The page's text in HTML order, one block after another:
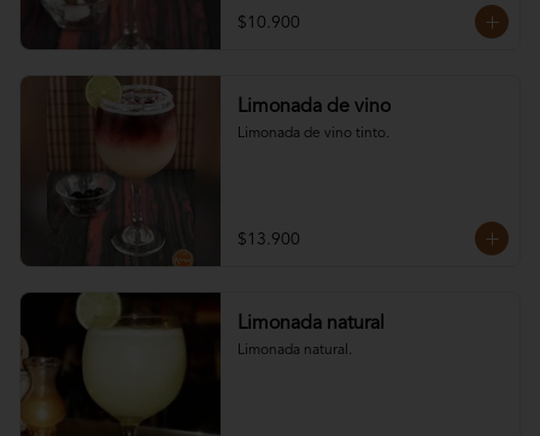
$10.900
Limonada de vino
Limonada de vino tinto.
$13.900
Limonada natural
Limonada natural.